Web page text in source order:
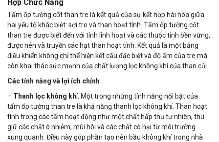
Hợp Chức Năng
Tấm ốp tường cốt than tre là kết quả của sự kết hợp hài hòa giữa
hai yếu tố khác biệt: sợi tre và than hoạt tính. Tấm ốp tường cốt
than tre được biết đến với tính linh hoạt và các thuộc tính bền vững,
được nén và truyền các hạt than hoạt tính. Kết quả là một bảng
điều khiển không chỉ thể hiện kết cấu đặc biệt và độ ấm của tre mà
còn khai thác sức mạnh của chất lượng lọc không khí của than củi.
Các tính năng và lợi ích chính
– Thanh lọc không khí: Một trong những tính năng nổi bật của
tấm ốp tường than tre là khả năng thanh lọc không khí. Than hoạt
tính trong các tấm hoạt động như một chất hấp thụ tự nhiên, thu
giữ các chất ô nhiễm, mùi hôi và các chất có hại từ môi trường
xung quanh. Điều này góp phần tạo nên bầu không khí trong nhà